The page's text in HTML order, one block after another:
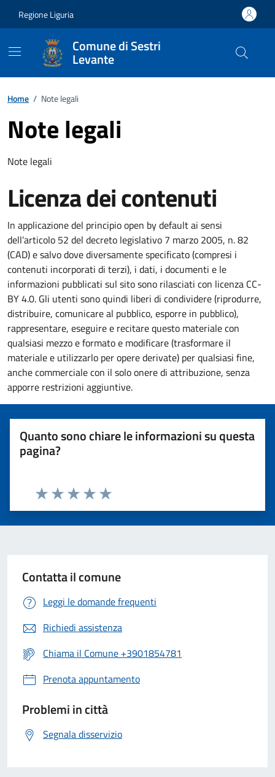
Regione Liguria
Comune di Sestri
Levante
Home / Note legali
Note legali
Note legali
Licenza dei contenuti
In applicazione del principio open by default ai sensi
dell’articolo 52 del decreto legislativo 7 marzo 2005, n. 82
(CAD) e salvo dove diversamente specificato (compresi i
contenuti incorporati di terzi), i dati, i documenti e le
informazioni pubblicati sul sito sono rilasciati con licenza CC-
BY 4.0. Gli utenti sono quindi liberi di condividere (riprodurre,
distribuire, comunicare al pubblico, esporre in pubblico),
rappresentare, eseguire e recitare questo materiale con
qualsiasi mezzo e formato e modificare (trasformare il
materiale e utilizzarlo per opere derivate) per qualsiasi fine,
anche commerciale con il solo onere di attribuzione, senza
apporre restrizioni aggiuntive.
Quanto sono chiare le informazioni su questa
pagina?
Valuta 5 stelle su 5
Valuta 4 stelle su 5
Valuta 3 stelle su 5
Valuta 2 stelle su 5
Valuta 1 stelle su 5
Contatta il comune
Leggi le domande frequenti
Richiedi assistenza
Chiama il Comune +3901854781
Prenota appuntamento
Problemi in città
Segnala disservizio